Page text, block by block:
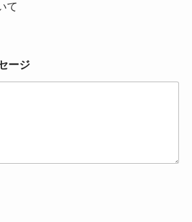
て
ージ